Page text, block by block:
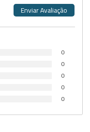
0
0
0
0
0